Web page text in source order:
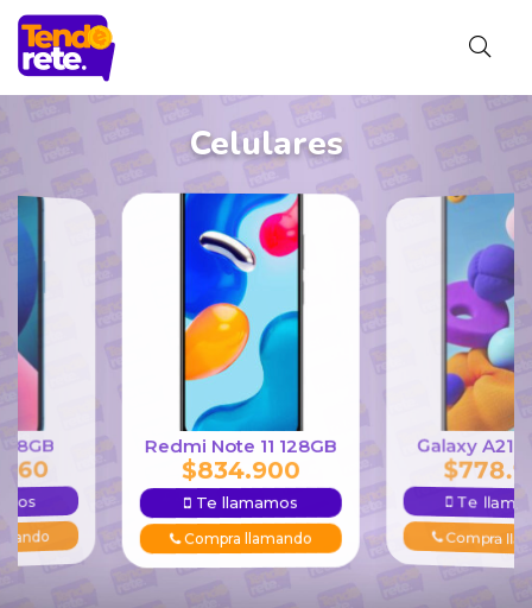
Celulares
128GB Redmi Note 11 128GB
$834.900
Te llamamos
Compra llamando
Galaxy
$
Te
Compra